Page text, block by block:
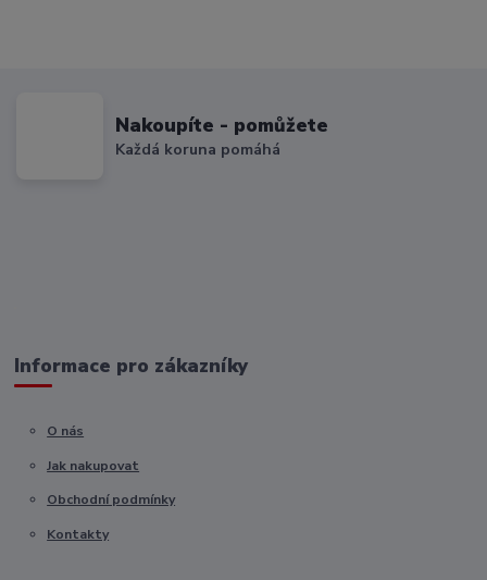
Nakoupíte - pomůžete
Každá koruna pomáhá
Informace pro zákazníky
O nás
Jak nakupovat
Obchodní podmínky
Kontakty